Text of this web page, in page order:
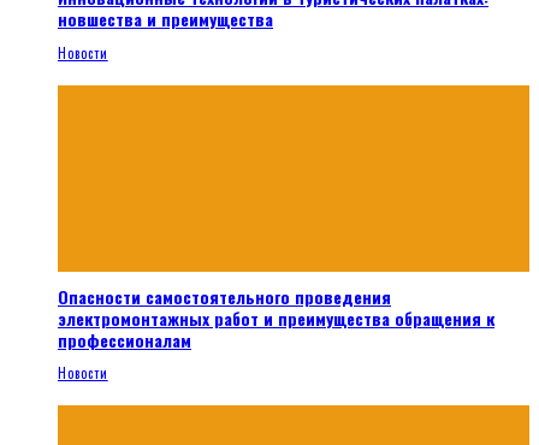
новшества и преимущества
Новости
Опасности самостоятельного проведения
электромонтажных работ и преимущества обращения к
профессионалам
Новости